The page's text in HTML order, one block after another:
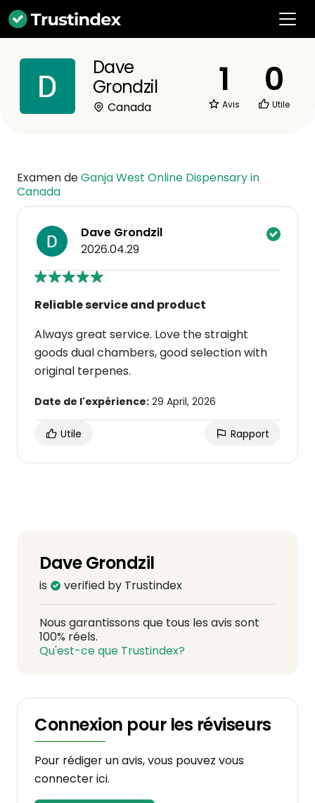
Dave
Grondzil
Canada
1
Avis
0
Utile
Examen deGanja West Online Dispensary in
Canada
Dave Grondzil
2026.04.29
Reliable service and product
Always great service. Love the straight
goods dual chambers, good selection with
original terpenes.
Date de l'expérience: 29 April, 2026
Utile Rapport
Dave Grondzil
is verified by Trustindex
Nous garantissons que tous les avis sont
100% réels.
Qu'est-ce que Trustindex?
Connexion pour les réviseurs
Pour rédiger un avis, vous pouvez vous
connecter ici.